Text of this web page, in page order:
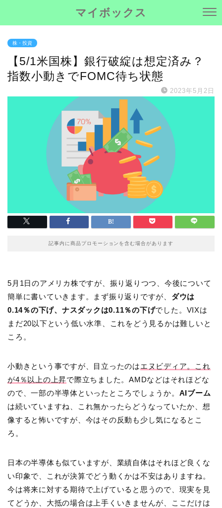
マイボックス
株・投資
【5/1米国株】銀行破綻は想定済み？
指数小動きでFOMC待ち状態
2023年5月2日
記事内に商品プロモーションを含む場合があります
5月1日のアメリカ株ですが、振り返りつつ、今後について
簡単に書いていきます。まず振り返りですが、 ダウは
0.14％の下げ、ナスダックは0.11％の下げでした。VIXは
まだ20以下という低い水準、これをどう見るかは難しいと
ころ。
小動きという事ですが、目立ったのはエヌビディア。これ
が4％以上の上昇で際立ちました。AMDなどはそれほどな
ので、一部の半導体といったところでしょうか。 AIブーム
は続いていますね、これ無かったらどうなっていたか、想
像すると怖いですが、今はその反動も少し気になるとこ
ろ。
日本の半導体も似ていますが、業績自体はそれほど良くな
い印象で、これが決算でどう動くかは不安はありますね。
今は将来に対する期待で上げていると思うので、現実を見
てどうか、大抵の場合は上手くいきませんが、ここだけは